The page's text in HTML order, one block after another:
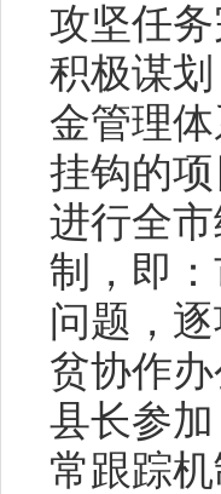
攻坚任
积极谋
金管理
挂钩的
进行全
制，即
问题，
贫协作
县长参
常跟踪